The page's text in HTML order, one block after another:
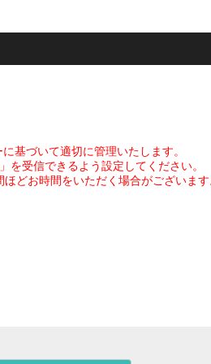
基づいて適切に管理いたします。
受信できるよう設定してください。
どお時間をいただく場合がございま